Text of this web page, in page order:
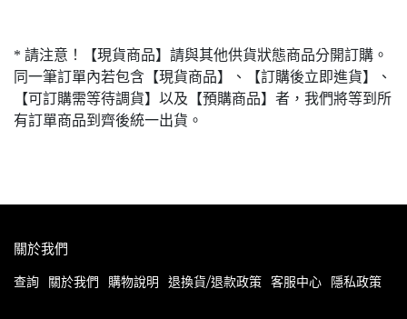
* 請注意！【現貨商品】請與其他供貨狀態商品分開訂購。
同一筆訂單內若包含【現貨商品】、【訂購後立即進貨】、
【可訂購需等待調貨】以及【預購商品】者，我們將等到所
有訂單商品到齊後統一出貨。
關於我們
查詢 關於我們 購物說明 退換貨/退款政策 客服中心 隱私政策